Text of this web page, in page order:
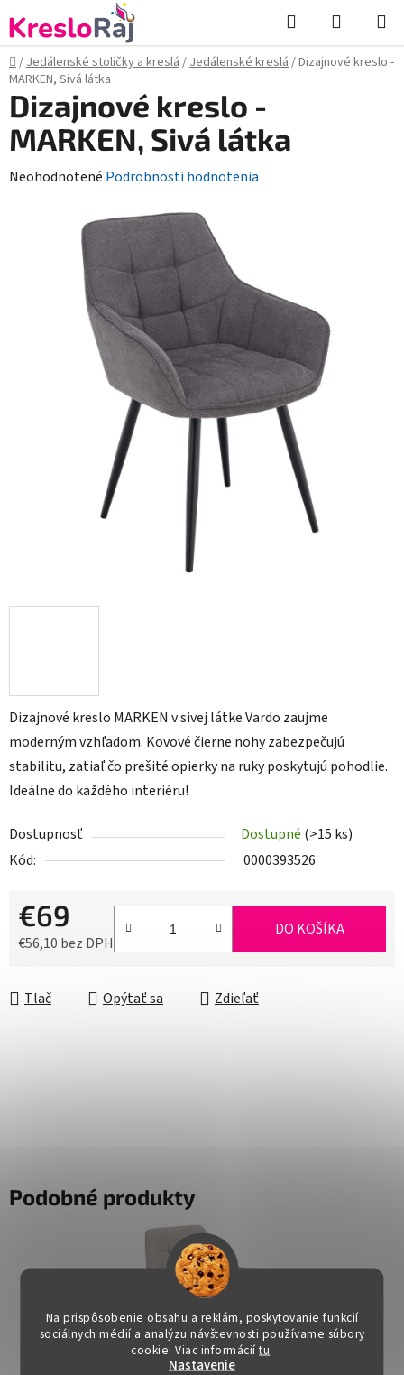
Na prispôsobenie obsahu a reklám, poskytovanie funkcií
sociálnych médií a analýzu návštevnosti používame súbory
cookie. Viac informáciítu.
Nastavenie
na
obsah
Hľadať
KOŠÍK
Domov
/Jedálenské stoličky a kreslá/Jedálenské kreslá/Dizajnové kreslo -
MARKEN, Sivá látka
Dizajnové kreslo MARKEN v sivej látke Vardo zaujme
moderným vzhľadom. Kovové čierne nohy zabezpečujú
stabilitu, zatiaľ čo prešité opierky na ruky poskytujú pohodlie.
Ideálne do každého interiéru!
Dostupnosť Dostupné (>15 ks)
Kód:
0000393526
€69
€56,10 bez DPH
DO KOŠÍKA
Tlač Opýtať sa Zdieľať
Dizajnové kreslo -
MARKEN, Sivá látka
Priemerné
Neohodnotené Podrobnosti hodnotenia
Podobné produkty